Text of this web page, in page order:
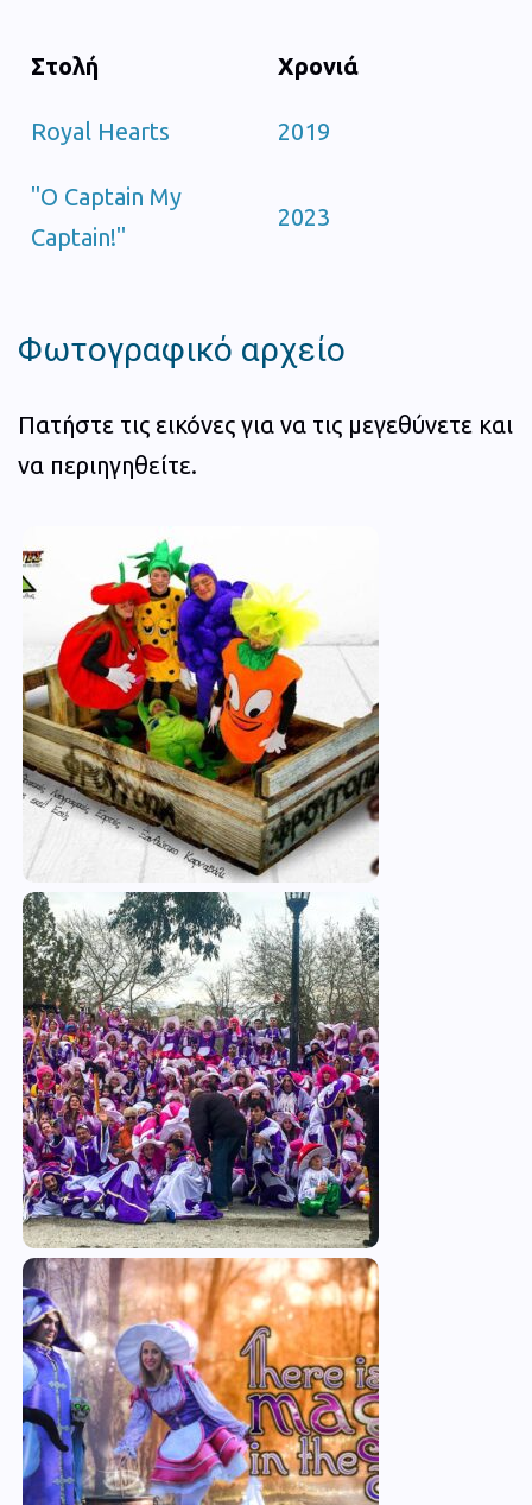
Στολή Χρονιά
Royal Hearts 2019
"O Captain My
Captain!"
2023
Φωτογραφικό αρχείο
Πατήστε τις εικόνες για να τις μεγεθύνετε και
να περιηγηθείτε.